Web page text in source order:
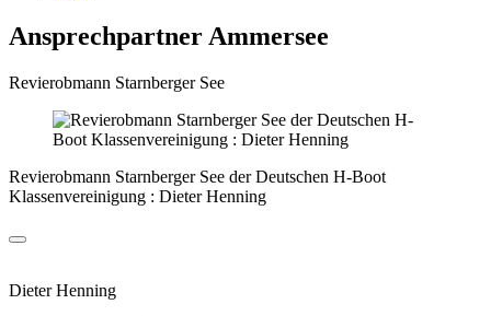
Ansprechpartner Ammersee
Revierobmann Starnberger See
Revierobmann Starnberger See der Deutschen H-Boot
Klassenvereinigung : Dieter Henning
Dieter Henning